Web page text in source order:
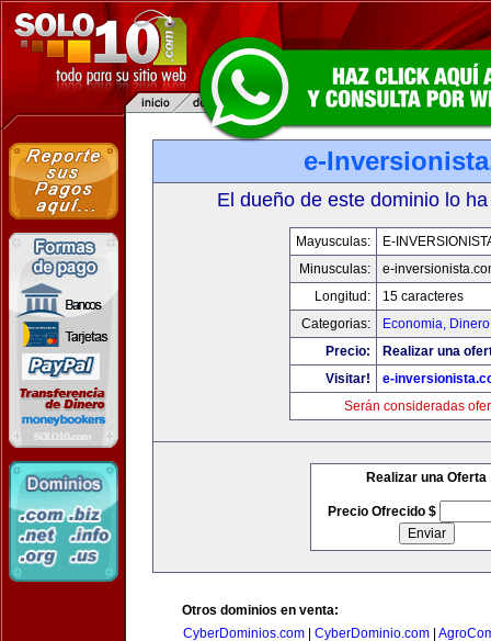
e-
El dueño de este dominio lo
Mayusculas:
E-
Minusculas:
e-
Longitud:
15 caracteres
Categorias:
Economia,
Precio:
Realizar una
Visitar!
e-
Serán consideradas
Realizar una Oferta
Precio Ofrecido $
Otros dominios en venta:
CyberDominios.com| CyberDominio.com|